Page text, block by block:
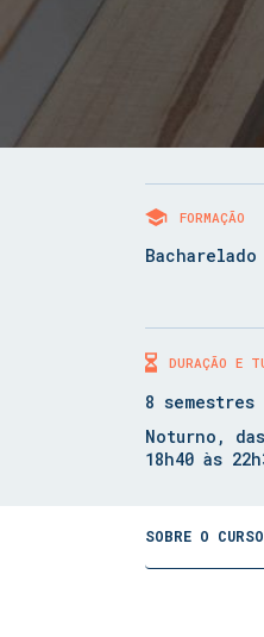
FORMAÇÃO
Bacharelado
DURAÇÃO E
8 semestres
Noturno, das
18h40 às
SOBRE O CURSO